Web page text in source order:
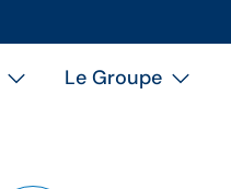
Le Groupe